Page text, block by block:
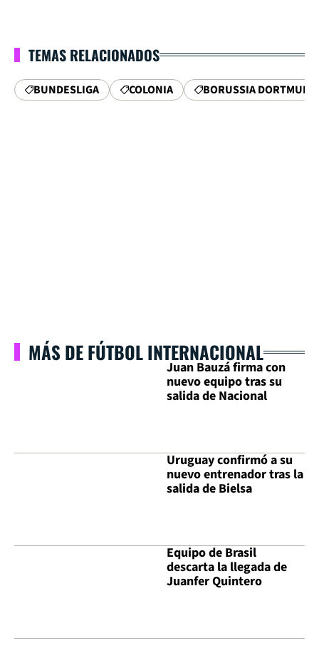
TEMAS RELACIONADOS
BUNDESLIGA COLONIA BORUSSIA DORTMUND
MÁS DE FÚTBOL INTERNACIONAL
Juan Bauzá firma con
nuevo equipo tras su
salida de Nacional
Uruguay confirmó a su
nuevo entrenador tras la
salida de Bielsa
Equipo de Brasil
descarta la llegada de
Juanfer Quintero